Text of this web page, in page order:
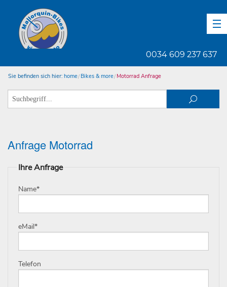
0034 609 237 637
Sie befinden sich hier: home Bikes & more Motorrad Anfrage
Anfrage Motorrad
Ihre Anfrage
Name*
eMail*
Telefon